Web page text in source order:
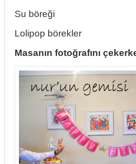
Su böreği
Lolipop börekler
Masanın fotoğrafını